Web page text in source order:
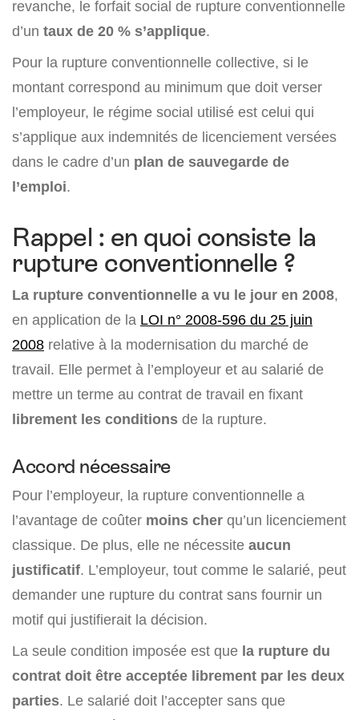
revanche, le forfait social de rupture conventionnelle
d’un taux de 20 % s’applique.
Pour la rupture conventionnelle collective, si le
montant correspond au minimum que doit verser
l’employeur, le régime social utilisé est celui qui
s’applique aux indemnités de licenciement versées
dans le cadre d’un plan de sauvegarde de
l’emploi.
Rappel : en quoi consiste la
rupture conventionnelle ?
La rupture conventionnelle a vu le jour en 2008,
en application de la LOI n° 2008-596 du 25 juin
2008 relative à la modernisation du marché de
travail. Elle permet à l’employeur et au salarié de
mettre un terme au contrat de travail en fixant
librement les conditions de la rupture.
Accord nécessaire
Pour l’employeur, la rupture conventionnelle a
l’avantage de coûter moins cher qu’un licenciement
classique. De plus, elle ne nécessite aucun
justificatif. L’employeur, tout comme le salarié, peut
demander une rupture du contrat sans fournir un
motif qui justifierait la décision.
La seule condition imposée est que la rupture du
contrat doit être acceptée librement par les deux
parties. Le salarié doit l’accepter sans que